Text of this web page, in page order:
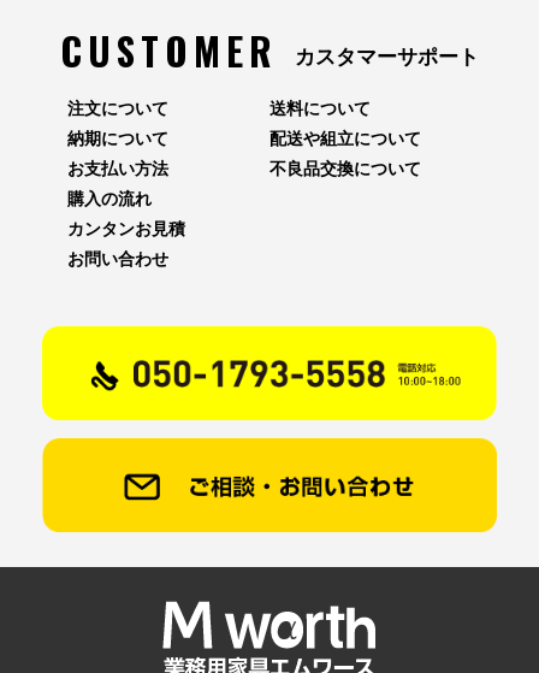
CUSTOMER カスタマーサポート
注文について
納期について
お支払い方法
送料について
配送や組立について
不良品交換について
購入の流れ
カンタンお見積
お問い合わせ